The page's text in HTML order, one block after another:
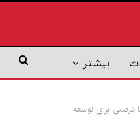
بیشتر
فرصتی برای توسعه